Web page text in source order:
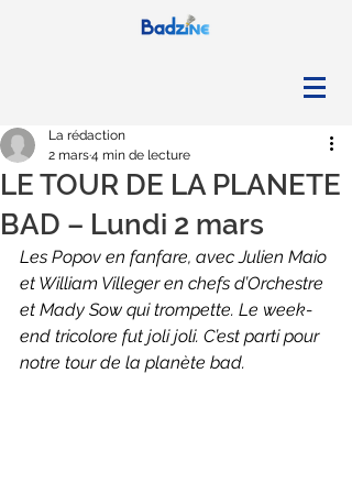
LE TOUR DE LA PLANETE
BAD – Lundi 2 mars
La rédaction
2 mars4 min de lecture
Les Popov en fanfare, avec Julien Maio
et William Villeger en chefs d’Orchestre
et Mady Sow qui trompette. Le week-
end tricolore fut joli joli. C’est parti pour
notre tour de la planète bad.